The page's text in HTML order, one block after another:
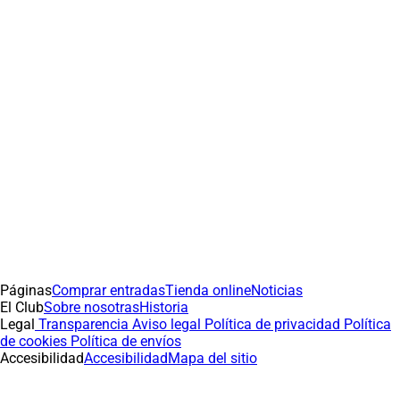
PáginasComprar entradasTienda onlineNoticias
El ClubSobre nosotrasHistoria
Legal Transparencia Aviso legal Política de privacidad Política
de cookies Política de envíos
AccesibilidadAccesibilidadMapa del sitio